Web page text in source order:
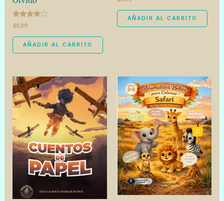
Valorado
con
3.67
de 5
$5.99
AÑADIR AL CARRITO
AÑADIR AL CARRITO